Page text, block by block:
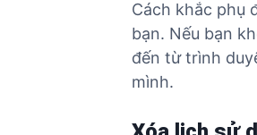
Cách khắc phụ
bạn. Nếu bạn
đến từ trình
mình.